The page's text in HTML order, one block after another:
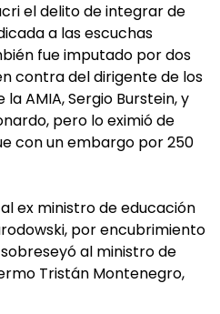
el delito de integrar de
a las escuchas
fue imputado por dos
contra del dirigente de los
AMIA, Sergio Burstein, y
pero lo eximió de
con un embargo por 250
ex ministro de educación
por encubrimiento
al ministro de
Tristán Montenegro,